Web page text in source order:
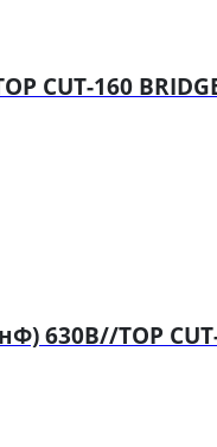
CUT-160
630В//TOP